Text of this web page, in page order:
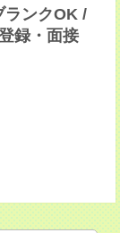
ランクOK /
録・面接